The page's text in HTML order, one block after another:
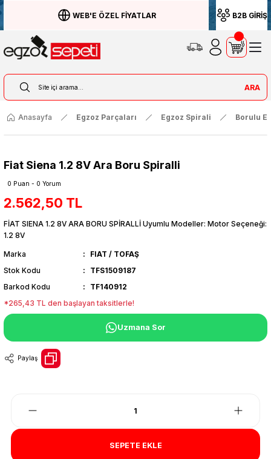
WEB'E ÖZEL FİYATLAR B2B GİRİŞ
ARA
Anasayfa Egzoz Parçaları Egzoz Spirali Borulu
Fiat Siena 1.2 8V Ara Boru Spiralli
0 Puan - 0 Yorum
2.562,50 TL
FİAT SIENA 1.2 8V ARA BORU SPİRALLİ Uyumlu Modeller: Motor Seçeneği:
1.2 8V
Marka
FIAT / TOFAŞ
Stok Kodu
TFS1509187
Barkod Kodu
TF140912
*265,43 TL den başlayan taksitlerle!
Uzmana Sor
Paylaş
SEPETE EKLE